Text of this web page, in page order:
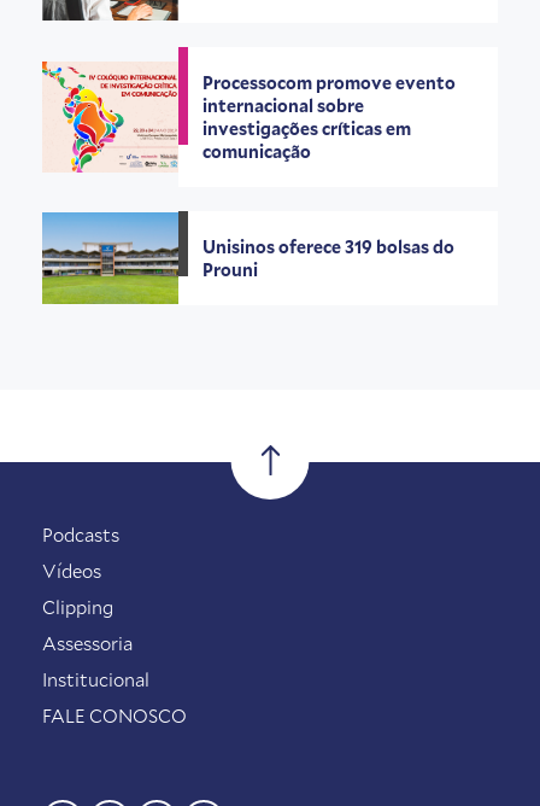
Processocom promove evento
internacional sobre
investigações críticas em
comunicação
Unisinos oferece 319 bolsas do
Prouni
Podcasts
Vídeos
Clipping
Assessoria
Institucional
FALE CONOSCO